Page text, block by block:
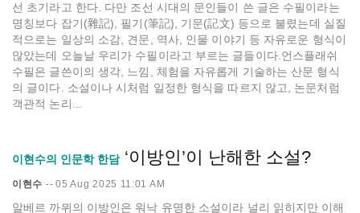
선 초기라고 한다. 다만 조선 시대의 문인들이 쓴 글은 수필이라는
명칭보다 잡기(雜記), 필기(筆記), 기문(記文) 등으로 불렸는데 실질
적으로는 일상의 소감, 견문, 역사, 인물 이야기 등 자유로운 형식이
많았는데 오늘날 우리가 수필이라고 부르는 글들이다.언스플래쉬
수필은 글쓴이의 생각, 느낌, 체험을 자유롭게 기술하는 산문 형식
의 글이다. 소설이나 시처럼 일정한 형식을 따르지 않고, 논문처럼
객관적 논리...
이현수의 인문학 한담 ‘이방인’이 난해한 소설?
이현수 -- 05 Aug 2025 11:01 AM
알베르 까뮈의 이방인은 워낙 유명한 소설이라 널리 읽히지만 이해